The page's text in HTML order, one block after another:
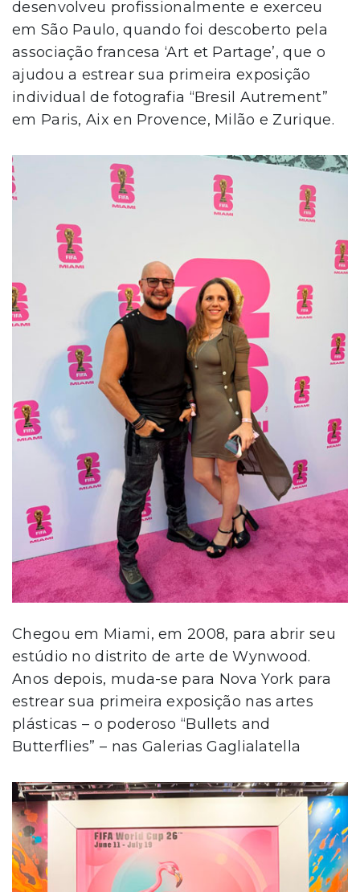
desenvolveu profissionalmente e exerceu
em São Paulo, quando foi descoberto pela
associação francesa ‘Art et Partage’, que o
ajudou a estrear sua primeira exposição
individual de fotografia “Bresil Autrement”
em Paris, Aix en Provence, Milão e Zurique.
Chegou em Miami, em 2008, para abrir seu
estúdio no distrito de arte de Wynwood.
Anos depois, muda-se para Nova York para
estrear sua primeira exposição nas artes
plásticas – o poderoso “Bullets and
Butterflies” – nas Galerias Gaglialatella